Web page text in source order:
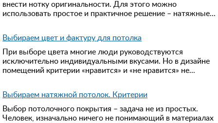
внести нотку оригинальности. Для этого можно
использовать простое и практичное решение – натяжные...
Выбираем цвет и фактуру для потолка
При выборе цвета многие люди руководствуются
исключительно индивидуальными вкусами. Но в дизайне
помещений критерии «нравится» и «не нравится» не...
Выбираем натяжной потолок. Критерии
Выбор потолочного покрытия – задача не из простых.
Человек, изначально ничего не понимающий в материалах